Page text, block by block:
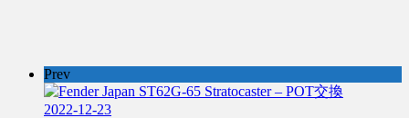
Prev
2022-12-23